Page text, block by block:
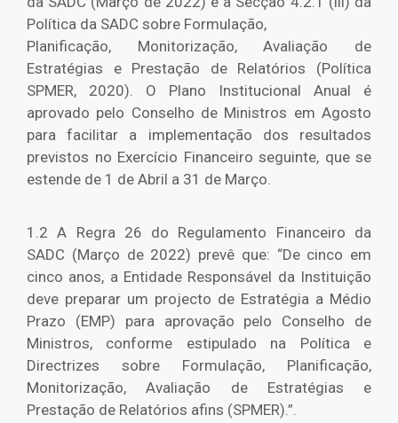
Política da SADC sobre Formulação,
Planificação, Monitorização, Avaliação de
Estratégias e Prestação de Relatórios (Política
SPMER, 2020). O Plano Institucional Anual é
aprovado pelo Conselho de Ministros em Agosto
para facilitar a implementação dos resultados
previstos no Exercício Financeiro seguinte, que se
estende de 1 de Abril a 31 de Março.
1.2 A Regra 26 do Regulamento Financeiro da
SADC (Março de 2022) prevê que: “De cinco em
cinco anos, a Entidade Responsável da Instituição
deve preparar um projecto de Estratégia a Médio
Prazo (EMP) para aprovação pelo Conselho de
Ministros, conforme estipulado na Política e
Directrizes sobre Formulação, Planificação,
Monitorização, Avaliação de Estratégias e
Prestação de Relatórios afins (SPMER).”.